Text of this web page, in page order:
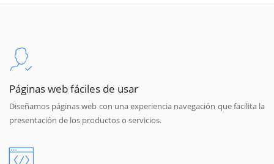
Páginas web fáciles de usar
Diseñamos páginas web con una experiencia navegación que facilita la
presentación de los productos o servicios.